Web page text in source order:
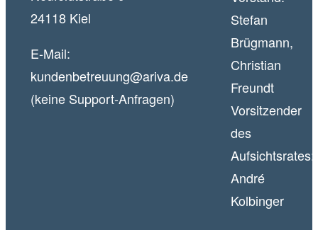
24118 Kiel
E-Mail:
kundenbetreuung@ariva.de
(keine Support-Anfragen)
Stefan
Brügmann,
Christian
Freundt
Vorsitzender
des
Aufsichtsrates:
André
Kolbinger